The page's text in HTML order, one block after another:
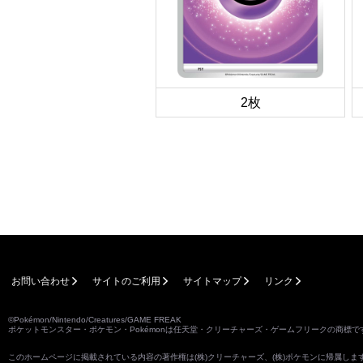
2枚
お問い合わせ サイトのご利用 サイトマップ リンク
©Pokémon/Nintendo/Creatures/GAME FREAK
ポケットモンスター・ポケモン・Pokémonは任天堂・クリーチャーズ・ゲームフリークの商標で
このホームページに掲載されている内容の著作権は(株)クリーチャーズ、(株)ポケモンに帰属し